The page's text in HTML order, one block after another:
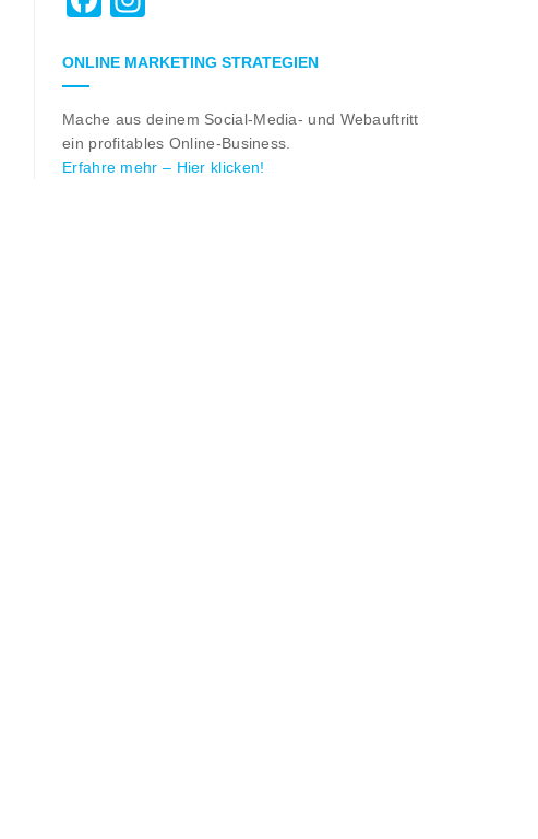
ONLINE MARKETING STRATEGIEN
Mache aus deinem Social-Media- und Webauftritt
ein profitables Online-Business.
Erfahre mehr – Hier klicken!